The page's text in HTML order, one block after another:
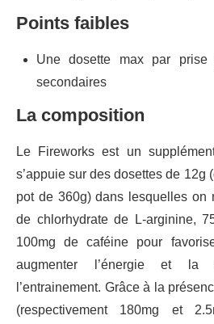
Points faibles
Une dosette max par
secondaires
La composition
Le Fireworks est un
s’appuie sur des dosettes de 12g
pot de 360g) dans lesquelles on
de chlorhydrate de L-arginine,
100mg de caféine pour
augmenter l’énergie et la
l’entrainement. Grâce à la
(respectivement 180mg et